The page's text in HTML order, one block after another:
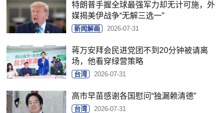
特朗普手握全球最强军力却无计可施，外
媒揭美伊战争“无解三选一”
新闻解画 2026-07-31
蒋万安拜会民进党团不到20分钟被请离
场，他看穿绿营策略
台湾 2026-07-31
高市早苗感谢各国慰问“独漏赖清德”
台湾 2026-07-31